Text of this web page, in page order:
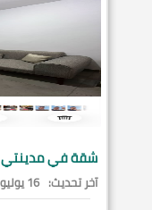
شقة فيمدينتي
آخر تحديث: 16 يوليو 2026